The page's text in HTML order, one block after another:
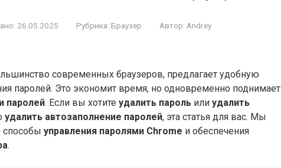
26.05.2025 Рубрика: Браузер Автор: Andrey
современных браузеров, предлагает удобную
паролей. Это экономит время, но одновременно поднимает
паролей. Если вы хотите удалить пароль или удалить
удалить автозаполнение паролей, эта статья для вас. Мы
способы управления паролями Chrome и обеспечения
.